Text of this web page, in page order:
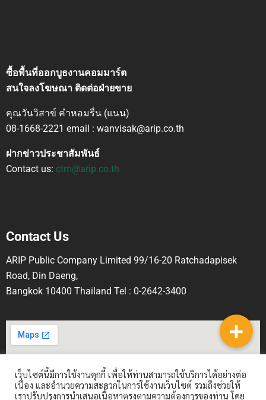
ซื้อพื้นที่ออกบูธงานคอมมาร์ต
สนใจลงโฆษณา ติดต่อฝ่ายขาย
คุณวันวิสาข์ คำหอมรื่น (แนน)
08-1668-2221 email : wanvisak@arip.co.th
ฝากข่าวประชาสัมพันธ์
Contact us: ctm@arip.co.th
Contact Us
ARIP Public Company Limited 99/16-20 Ratchadapisek
Road, Din Daeng,
Bangkok 10400 Thailand Tel : 0-2642-3400
เว็บไซต์นี้มีการใช้งานคุกกี้ เพื่อให้ท่านสามารถใช้บริการได้อย่างต่อ
เนื่อง และอำนวยความสะดวกในการใช้งานเว็บไซต์ รวมถึงช่วยให้
เราปรับปรุงการนำเสนอเนื้อหาตรงตามความต้องการของท่าน โดย